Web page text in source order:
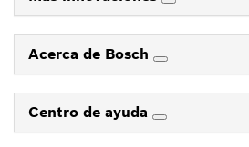
Acerca de Bosch
Centro de ayuda